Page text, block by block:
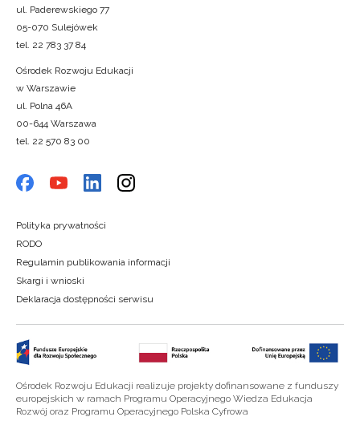
ul. Paderewskiego 77
05-070 Sulejówek
tel. 22 783 37 84
Ośrodek Rozwoju Edukacji
w Warszawie
ul. Polna 46A
00-644 Warszawa
tel. 22 570 83 00
Polityka prywatności
RODO
Regulamin publikowania informacji
Skargi i wnioski
Deklaracja dostępności serwisu
Ośrodek Rozwoju Edukacji realizuje projekty dofinansowane z funduszy
europejskich w ramach Programu Operacyjnego Wiedza Edukacja
Rozwój oraz Programu Operacyjnego Polska Cyfrowa